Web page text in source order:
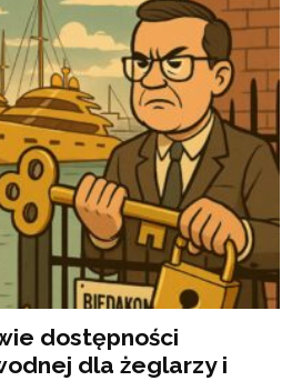
dostępności
dla żeglarzy i